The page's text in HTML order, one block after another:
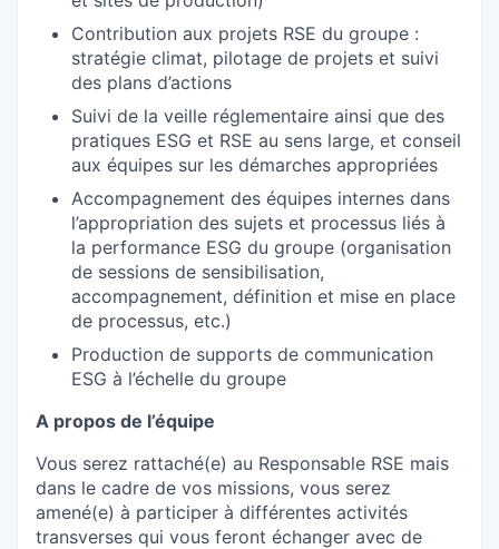
Contribution aux projets RSE du groupe :
stratégie climat, pilotage de projets et suivi
des plans d’actions
Suivi de la veille réglementaire ainsi que des
pratiques ESG et RSE au sens large, et conseil
aux équipes sur les démarches appropriées
Accompagnement des équipes internes dans
l’appropriation des sujets et processus liés à
la performance ESG du groupe (organisation
de sessions de sensibilisation,
accompagnement, définition et mise en place
de processus, etc.)
Production de supports de communication
ESG à l’échelle du groupe
A propos de l’équipe
Vous serez rattaché(e) au Responsable RSE mais
dans le cadre de vos missions, vous serez
amené(e) à participer à différentes activités
transverses qui vous feront échanger avec de